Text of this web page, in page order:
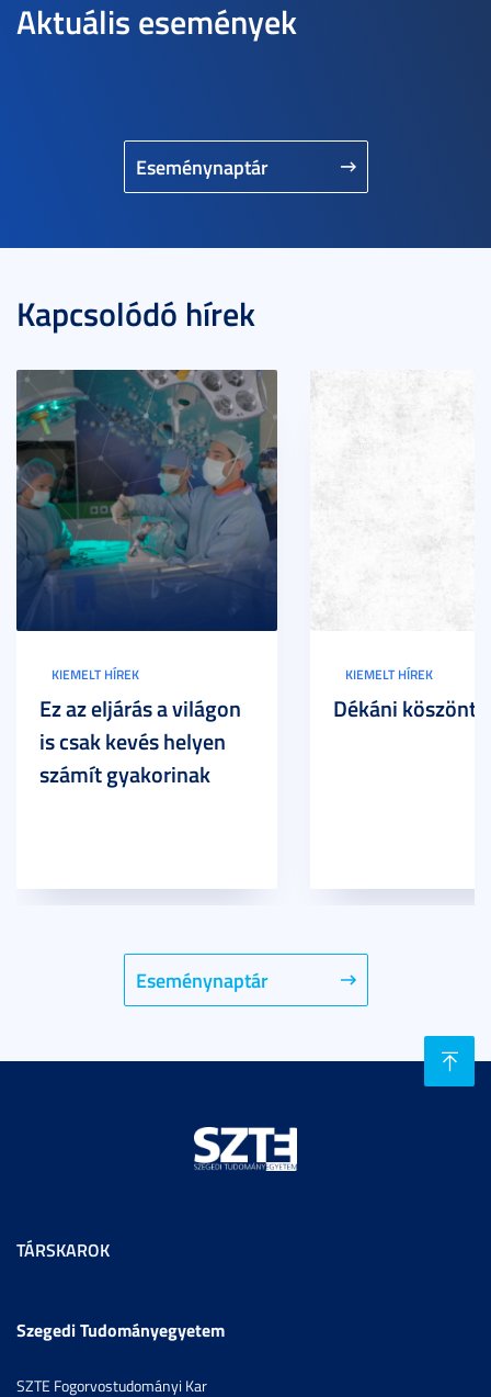
Aktuális események
Eseménynaptár
Kapcsolódó hírek
Eseménynaptár
KIEMELT HÍREK
Ez az eljárás a világon
is csak kevés helyen
számít gyakorinak
KIEMELT HÍREK
Dékáni köszöntő
TÁRSKAROK
Szegedi Tudományegyetem
SZTE Fogorvostudományi Kar